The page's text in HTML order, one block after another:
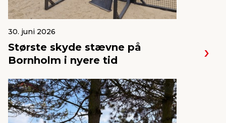
30. juni 2026
Største skyde stævne på
Bornholm i nyere tid